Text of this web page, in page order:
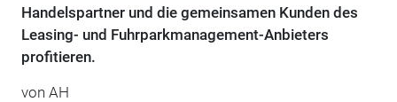
Handelspartner und die gemeinsamen Kunden des
Leasing- und Fuhrparkmanagement-Anbieters
profitieren.
von AH